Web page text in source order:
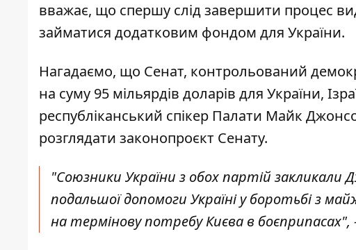
вважає, що спершу слід завершити процес
займатися додатковим фондом для України.
Нагадаємо, що Сенат, контрольований
на суму 95 мільярдів доларів для України,
республіканський спікер Палати Майк
розглядати законопроєкт Сенату.
"Союзники України з обох партій
подальшої допомоги Україні у боротьбі з
на термінову потребу Києва в